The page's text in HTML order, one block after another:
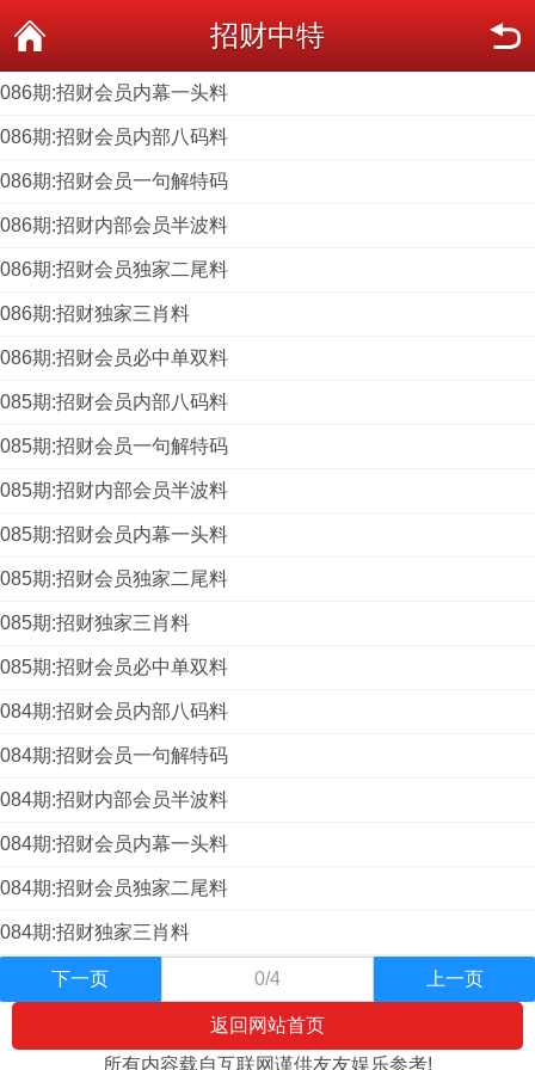
招财中特
086期:招财会员内幕一头料
086期:招财会员内部八码料
086期:招财会员一句解特码
086期:招财内部会员半波料
086期:招财会员独家二尾料
086期:招财独家三肖料
086期:招财会员必中单双料
085期:招财会员内部八码料
085期:招财会员一句解特码
085期:招财内部会员半波料
085期:招财会员内幕一头料
085期:招财会员独家二尾料
085期:招财独家三肖料
085期:招财会员必中单双料
084期:招财会员内部八码料
084期:招财会员一句解特码
084期:招财内部会员半波料
084期:招财会员内幕一头料
084期:招财会员独家二尾料
084期:招财独家三肖料
下一页 0/4 上一页
返回网站首页
所有内容载自互联网谨供友友娱乐参考!